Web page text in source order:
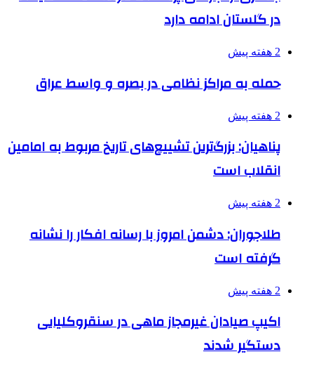
در گلستان ادامه دارد
2 هفته پیش
حمله به مراکز نظامی در بصره و واسط عراق
2 هفته پیش
پناهیان: بزرگ‌ترین تشییع‌های تاریخ مربوط به امامین
انقلاب است
2 هفته پیش
طلاجوران: دشمن امروز با رسانه افکار را نشانه
گرفته است
2 هفته پیش
اکیپ صیادان غیرمجاز ماهی در سنقروکلیایی
دستگیر شدند